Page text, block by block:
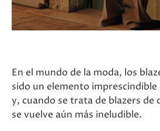
En el mundo de la moda, los
sido un elemento
y, cuando se trata de blazers de
se vuelve aún más ineludible.